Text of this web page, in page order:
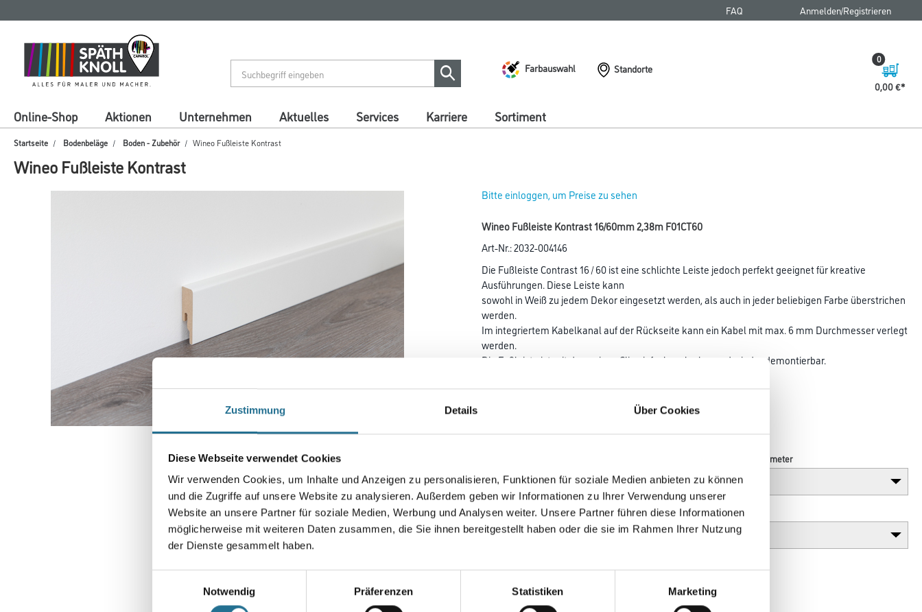
Zustimmung Details Über Cookies
Diese Webseite verwendet Cookies
Wir verwenden Cookies, um Inhalte und Anzeigen zu personalisieren, Funktionen für soziale Medien anbieten zu können
und die Zugriffe auf unsere Website zu analysieren. Außerdem geben wir Informationen zu Ihrer Verwendung unserer
Website an unsere Partner für soziale Medien, Werbung und Analysen weiter. Unsere Partner führen diese Informationen
möglicherweise mit weiteren Daten zusammen, die Sie ihnen bereitgestellt haben oder die sie im Rahmen Ihrer Nutzung
der Dienste gesammelt haben.
Notwendig
Präferenzen Statistiken Marketing
springen
springen
FAQ Anmelden/Registrieren
Farbauswahl
Standorte
0,00 €
0
Online-Shop Aktionen Unternehmen Aktuelles Services Karriere Sortiment
Startseite Bodenbeläge Boden - Zubehör Wineo Fußleiste Kontrast
Wineo Fußleiste Kontrast
Bitte einloggen, um Preise zu sehen
Wineo Fußleiste Kontrast 16/60mm 2,38m F01CT60
Art-Nr.:2032-004146
Die Fußleiste Contrast 16 / 60 ist eine schlichte Leiste jedoch perfekt geeignet für kreative
Ausführungen. Diese Leiste kann
sowohl in Weiß zu jedem Dekor eingesetzt werden, als auch in jeder beliebigen Farbe überstrichen
werden.
Im integriertem Kabelkanal auf der Rückseite kann ein Kabel mit max. 6 mm Durchmesser verlegt
werden.
Die Fußleiste ist mit dem wineo Clip einfach verlegbar und wieder demontierbar.
Farbtonbezeichnung:Weiss
Länge in centimeter
Breite in centimeter Gebinde
Umrechnungsfaktoren